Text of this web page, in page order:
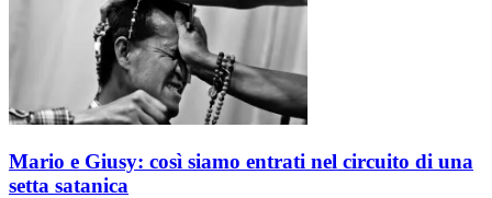
Mario e Giusy: così siamo entrati nel circuito di una
setta satanica